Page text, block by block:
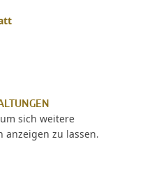
sich weitere
anzeigen zu lassen.